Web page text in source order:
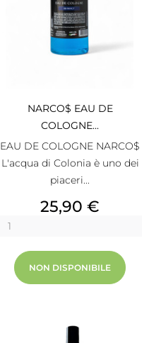
NARCO$ EAU DE
COLOGNE...
EAU DE COLOGNE NARCO$
L'acqua di Colonia è uno dei
piaceri...
Prezzo
25,90 €
NON DISPONIBILE